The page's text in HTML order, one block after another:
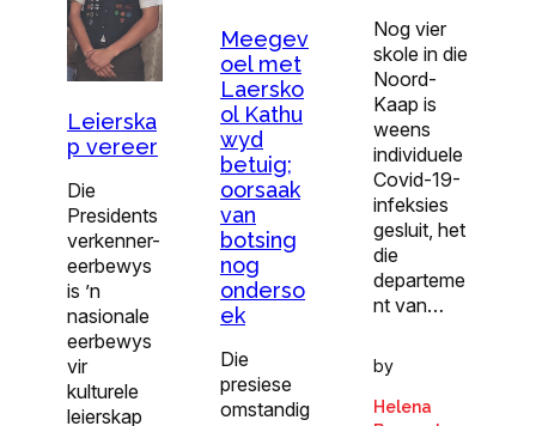
Leierska
p vereer
Die
Presidents
verkenner-
eerbewys
is ’n
nasionale
eerbewys
vir
kulturele
leierskap
Meegev
oel met
Laersko
ol Kathu
wyd
betuig;
oorsaak
van
botsing
nog
onderso
ek
Die
presiese
omstandig
Nog vier
skole in die
Noord-
Kaap is
weens
individuele
Covid-19-
infeksies
gesluit, het
die
departeme
nt van…
by
Helena